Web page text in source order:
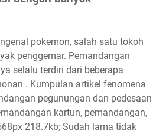
pokemon, salah satu tokoh
penggemar. Pemandangan
selalu terdiri dari beberapa
. Kumpulan artikel fenomena
pegunungan dan pedesaan
kartun, pemandangan,
218.7kb; Sudah lama tidak